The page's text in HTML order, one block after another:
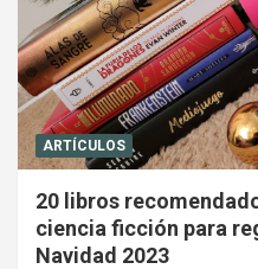
ARTÍCULOS
20 libros
ciencia ficción para
Navidad 2023